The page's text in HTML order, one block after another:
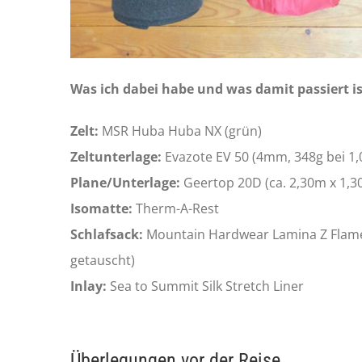
Was ich dabei habe und was damit passiert
Zelt: MSR Huba Huba NX (grün)
Zeltunterlage: Evazote EV 50 (4mm, 348g bei
Plane/Unterlage: Geertop 20D (ca. 2,30m x
Isomatte: Therm-A-Rest
Schlafsack: Mountain Hardwear Lamina Z
getauscht)
Inlay: Sea to Summit Silk Stretch Liner